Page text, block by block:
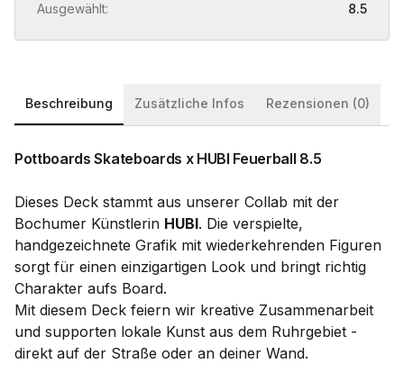
Ausgewählt: 8.5
Beschreibung Zusätzliche Infos Rezensionen (0)
Pottboards Skateboards x HUBI Feuerball 8.5
Dieses Deck stammt aus unserer Collab mit der
Bochumer Künstlerin HUBI. Die verspielte,
handgezeichnete Grafik mit wiederkehrenden Figuren
sorgt für einen einzigartigen Look und bringt richtig
Charakter aufs Board.
Mit diesem Deck feiern wir kreative Zusammenarbeit
und supporten lokale Kunst aus dem Ruhrgebiet -
direkt auf der Straße oder an deiner Wand.